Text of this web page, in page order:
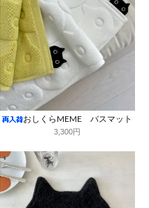
おしくらMEME バスマット
3,300円